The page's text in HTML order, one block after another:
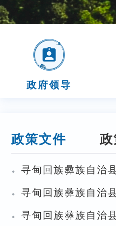
政府领导
政策文件
· 寻甸回族彝族自治
· 寻甸回族彝族自治
·